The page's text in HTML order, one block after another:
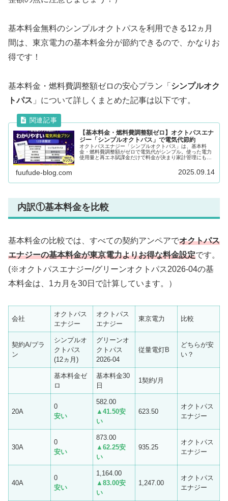
基本料金無料のシンプルオクトパスを利用できる12ヵ月
間は、東京電力の基本料金分が節約できるので、かなりお
得です！
基本料金・燃料費調整額ゼロの安心プラン「 シンプルオク
トパス 」について詳しくまとめた記事は以下です。
【基本料金・燃料費調整額ゼロ】オクトパスエナ
ジー「シンプルオクトパス」で電気代節約
オクトパスエナジー「シンプルオクトパス」は、基本料
金・燃料費調整額がゼロで電気代がシンプル。使った電力
使用量と再エネ賦課金だけで料金が決まり家計管理にも最
fuufude-blog.com 2025.09.14
内訳①基本料金を比較
基本料金の比較では、すべての契約アンペアでオクトパス
エナジーの基本料金が東京電力よりお得な料金設定です。
(※オクトパスエナジー/グリーンオクトパス2026-04の基
本料金は、1カ月を30日で計算しています。）
会社
オクトパス
エナジー
オクトパス
エナジー
東京電力 比較
契約A/プラ
ン
シンプルオ
クトパス
(12ヵ月)
グリーンオ
クトパス
2026-04
従量電灯B
どちらが安
い？
基本料金ゼ
ロ
基本料金30
日
1契約/月
20A
0
安い
582.00
▲41.50安
い
623.50
オクトパス
エナジー
30A
0
安い
873.00
▲62.25安
い
935.25
オクトパス
エナジー
40A
0
安い
1,164.00
▲83.00安
い
1,247.00
オクトパス
エナジー